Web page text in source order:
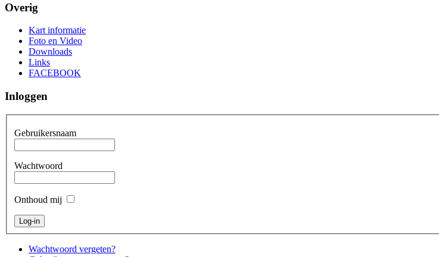
Overig
Kart informatie
Foto en Video
Downloads
Links
FACEBOOK
Inloggen
Gebruikersnaam
Wachtwoord
Onthoud mij
Wachtwoord vergeten?